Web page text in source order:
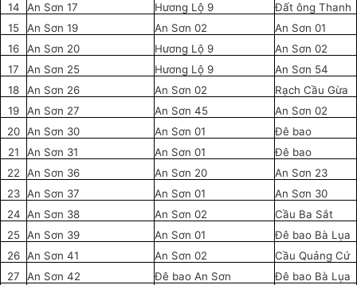
14
An Sơn 17 Hương Lộ 9
Đất ông Thanh
15
An Sơn 19 An Sơn 02
An Sơn 01
16
An Sơn 20 Hương Lộ 9
An Sơn 02
17
An Sơn 25 Hương Lộ 9
An Sơn 54
18
An Sơn 26 An Sơn 02
Rạch Cầu Gừa
19
An Sơn 27 An Sơn 45
An Sơn 02
20 An Sơn 30 An Sơn 01
Đê bao
21
An Sơn 31 An Sơn 01
Đê bao
22
An Sơn 36 An Sơn 20
An Sơn 23
23 An Sơn 37 An Sơn 01
An Sơn 30
24 An Sơn 38 An Sơn 02
Cầu Ba Sắt
25 An Sơn 39 An Sơn 01
Đê bao Bà Lụa
26 An Sơn 41 An Sơn 02
Cầu Quảng Cứ
27
An Sơn 42 Đê bao An Sơn
Đê bao Bà Lụa